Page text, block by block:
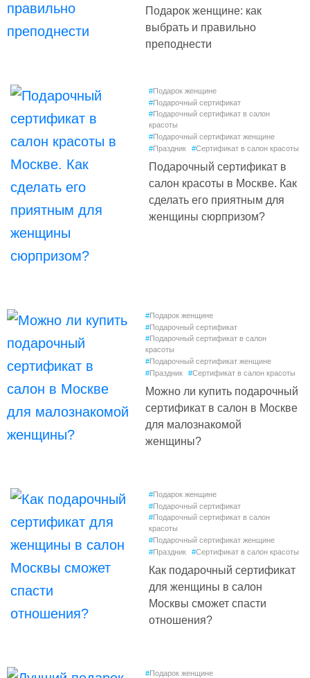
Подарок женщине: как
выбрать и правильно
преподнести
#Подарок женщине
#Подарочный сертификат
#Подарочный сертификат в салон
красоты
#Подарочный сертификат женщине
#Праздник #Сертификат в салон красоты
Подарочный сертификат в
салон красоты в Москве. Как
сделать его приятным для
женщины сюрпризом?
#Подарок женщине
#Подарочный сертификат
#Подарочный сертификат в салон
красоты
#Подарочный сертификат женщине
#Праздник #Сертификат в салон красоты
Можно ли купить подарочный
сертификат в салон в Москве
для малознакомой
женщины?
#Подарок женщине
#Подарочный сертификат
#Подарочный сертификат в салон
красоты
#Подарочный сертификат женщине
#Праздник #Сертификат в салон красоты
Как подарочный сертификат
для женщины в салон
Москвы сможет спасти
отношения?
#Подарок женщине